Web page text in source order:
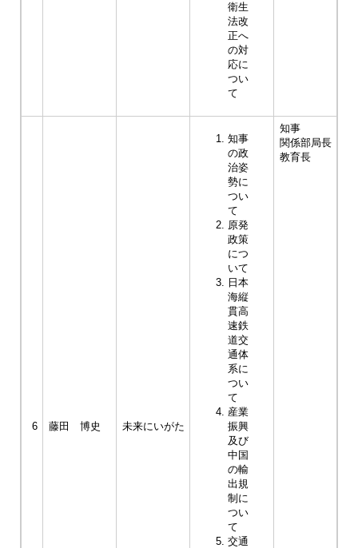
衛生
法改
正へ
の対
応に
つい
て
6 藤田 博史 未来にいがた
知事
の政
治姿
勢に
つい
て
原発
政策
につ
いて
日本
海縦
貫高
速鉄
道交
通体
系に
つい
て
産業
振興
及び
中国
の輸
出規
制に
つい
て
交通
知事
関係部局長
教育長